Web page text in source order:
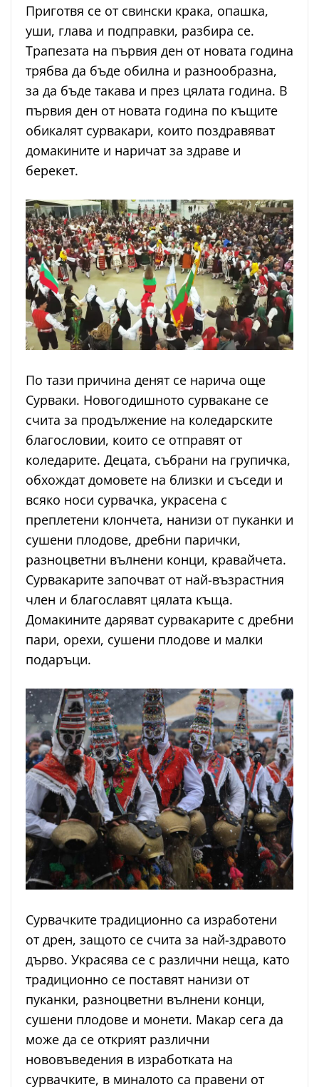
Приготвя се от свински крака, опашка,
уши, глава и подправки, разбира се.
Трапезата на първия ден от новата година
трябва да бъде обилна и разнообразна,
за да бъде такава и през цялата година. В
първия ден от новата година по къщите
обикалят сурвакари, които поздравяват
домакините и наричат за здраве и
берекет.
По тази причина денят се нарича още
Сурваки. Новогодишното сурвакане се
счита за продължение на коледарските
благословии, които се отправят от
коледарите. Децата, събрани на групичка,
обхождат домовете на близки и съседи и
всяко носи сурвачка, украсена с
преплетени клончета, нанизи от пуканки и
сушени плодове, дребни парички,
разноцветни вълнени конци, кравайчета.
Сурвакарите започват от най-възрастния
член и благославят цялата къща.
Домакините даряват сурвакарите с дребни
пари, орехи, сушени плодове и малки
подаръци.
Сурвачките традиционно са изработени
от дрен, защото се счита за най-здравото
дърво. Украсява се с различни неща, като
традиционно се поставят нанизи от
пуканки, разноцветни вълнени конци,
сушени плодове и монети. Макар сега да
може да се открият различни
нововъведения в изработката на
сурвачките, в миналото са правени от